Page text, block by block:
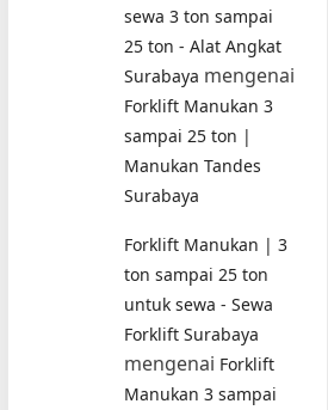
sewa 3 ton sampai
25 ton - Alat Angkat
Surabaya mengenai
Forklift Manukan 3
sampai 25 ton |
Manukan Tandes
Surabaya
Forklift Manukan | 3
ton sampai 25 ton
untuk sewa - Sewa
Forklift Surabaya
mengenai Forklift
Manukan 3 sampai